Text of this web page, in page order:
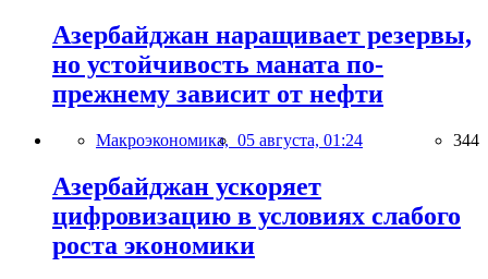
Азербайджан наращивает резервы,
но устойчивость маната по-
прежнему зависит от нефти
Макроэкономика, 05 августа, 01:24 344
Азербайджан ускоряет
цифровизацию в условиях слабого
роста экономики